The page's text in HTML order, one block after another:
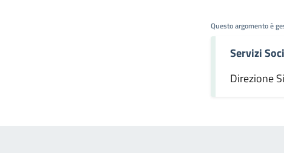
Questo argomento è
Servizi
Direzione